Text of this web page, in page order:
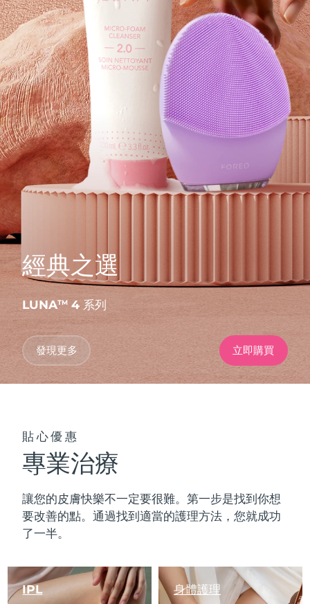
經典之選
LUNATM 4 系列
發現更多 立即購買
貼心優惠
專業治療
讓您的皮膚快樂不一定要很難。第一步是找到你想
要改善的點。通過找到適當的護理方法，您就成功
了一半。
IPL 身體護理